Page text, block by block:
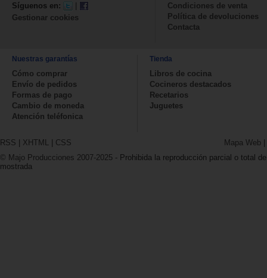
Síguenos en:
|
Gestionar cookies
Condiciones de venta
Política de devoluciones
Contacta
Nuestras garantías
Cómo comprar
Envío de pedidos
Formas de pago
Cambio de moneda
Atención teléfonica
Tienda
Libros de cocina
Cocineros destacados
Recetarios
Juguetes
RSS | XHTML | CSS Mapa Web |
© Majo Producciones 2007-2025 - Prohibida la reproducción parcial o total
mostrada